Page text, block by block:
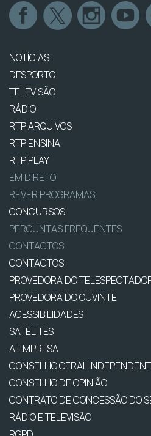
NOTÍCIAS
DESPORTO
TELEVISÃO
RÁDIO
RTP ARQUIVOS
RTP ENSINA
RTP PLAY
EM DIRETO
REVER PROGRAMAS
CONCURSOS
PERGUNTAS FREQUENTES
CONTACTOS
CONTACTOS
PROVEDORA DO
PROVEDORA DO OUVINTE
ACESSIBILIDADES
SATÉLITES
A EMPRESA
CONSELHO GERAL
CONSELHO DE OPINIÃO
CONTRATO DE CONCESSÃO DO
RÁDIO E TELEVISÃO